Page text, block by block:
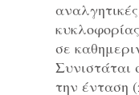
σε
την ένταση